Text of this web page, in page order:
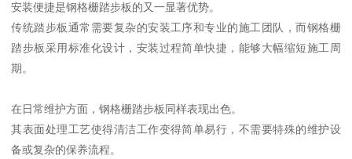
安装便捷是钢格栅踏步板的又一显著优势。
传统踏步板通常需要复杂的安装工序和专业的施工团队，而钢格栅
踏步板采用标准化设计，安装过程简单快捷，能够大幅缩短施工周
期。
在日常维护方面，钢格栅踏步板同样表现出色。
其表面处理工艺使得清洁工作变得简单易行，不需要特殊的维护设
备或复杂的保养流程。